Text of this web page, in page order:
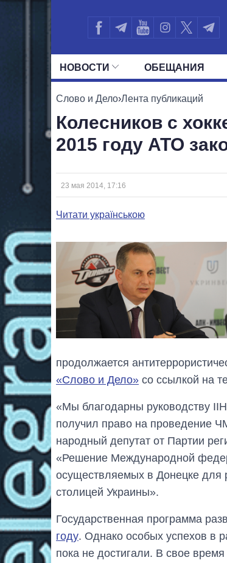
НОВОСТИ ОБЕЩАНИЯ
ВСЕ ПОЛИТИКИ
Слово и Дело›Лента публикаций
Колесников с
2015 году АТО
23 мая 2014, 17:16
Читати українською
продолжается
«Слово и Дело» со ссылкой на
«Мы благодарны руководству
получил право на проведение
народный депутат от Партии
«Решение Международной
осуществляемых в Донецке для
столицей Украины».
Государственная программа
году. Однако особых успехов в
пока не достигали. В свое